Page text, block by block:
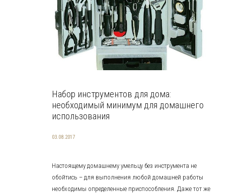
Набор инструментов для дома:
необходимый минимум для домашнего
использования
03.08.2017
Настоящему домашнему умельцу без инструмента не
обойтись – для выполнения любой домашней работы
необходимы определенные приспособления. Даже тот же